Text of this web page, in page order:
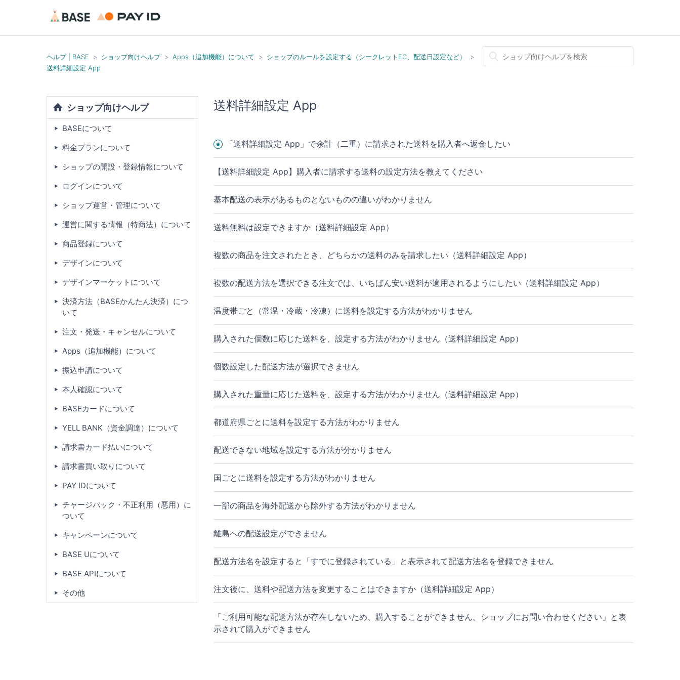
ヘルプ | BASE ショップ向けヘルプ Apps（追加機能）について
ショップのルールを設定する（シークレットEC、配送日設定など）
送料詳細設定 App
送料詳細設定 App
「送料詳細設定 App」で余計（二重）に請求された送料を購入者へ返金したい
【送料詳細設定 App】購入者に請求する送料の設定方法を教えてください
基本配送の表示があるものとないものの違いがわかりません
送料無料は設定できますか（送料詳細設定 App）
複数の商品を注文されたとき、どちらかの送料のみを請求したい（送料詳細設定 App）
複数の配送方法を選択できる注文では、いちばん安い送料が適用されるようにしたい（送料詳細設定 App）
温度帯ごと（常温・冷蔵・冷凍）に送料を設定する方法がわかりません
購入された個数に応じた送料を、設定する方法がわかりません（送料詳細設定 App）
個数設定した配送方法が選択できません
購入された重量に応じた送料を、設定する方法がわかりません（送料詳細設定 App）
都道府県ごとに送料を設定する方法がわかりません
配送できない地域を設定する方法が分かりません
国ごとに送料を設定する方法がわかりません
一部の商品を海外配送から除外する方法がわかりません
離島への配送設定ができません
配送方法名を設定すると「すでに登録されている」と表示されて配送方法名を登録できません
注文後に、送料や配送方法を変更することはできますか（送料詳細設定 App）
「ご利用可能な配送方法が存在しないため、購入することができません。ショップにお問い合わせください」と表
示されて購入ができません
ショップ向けヘルプ
BASEについて
料金プランについて
ショップの開設・登録情報について
ログインについて
ショップ運営・管理について
運営に関する情報（特商法）について
商品登録について
デザインについて
デザインマーケットについて
決済方法（BASEかんたん決済）につ
いて
注文・発送・キャンセルについて
Apps（追加機能）について
振込申請について
本人確認について
BASEカードについて
YELL BANK（資金調達）について
請求書カード払いについて
請求書買い取りについて
PAY IDについて
チャージバック・不正利用（悪用）に
ついて
キャンペーンについて
BASE Uについて
BASE APIについて
その他